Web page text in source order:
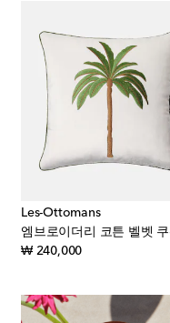
Les-Ottomans
엠브로이더리 코튼 벨벳 쿠
₩ 240,000original price